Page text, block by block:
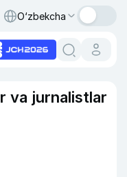
O‘zbekcha
va jurnalistlar